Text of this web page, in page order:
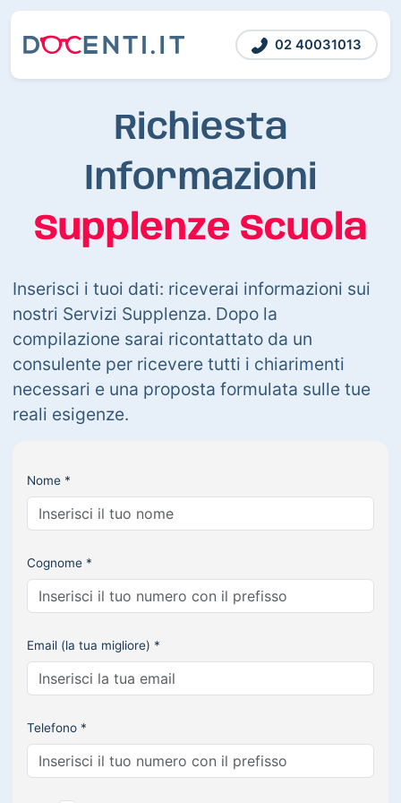
02 40031013
Richiesta
Informazioni
Supplenze Scuola
Inserisci i tuoi dati: riceverai informazioni sui
nostri Servizi Supplenza. Dopo la
compilazione sarai ricontattato da un
consulente per ricevere tutti i chiarimenti
necessari e una proposta formulata sulle tue
reali esigenze.
Nome *
Cognome *
Email (la tua migliore) *
Telefono *